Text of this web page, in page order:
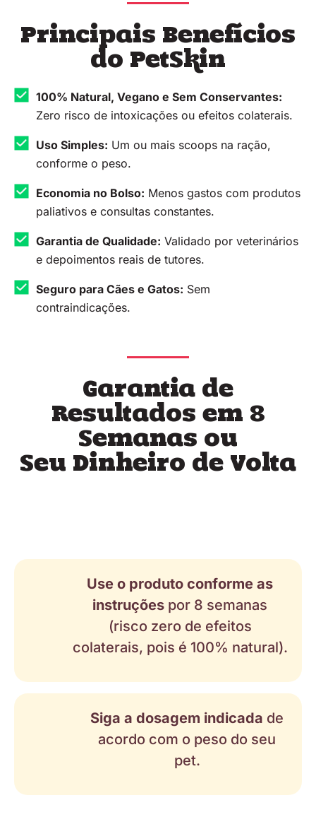
Principais Benefícios
do PetSkin
100% Natural, Vegano e Sem Conservantes:
Zero risco de intoxicações ou efeitos colaterais.
Uso Simples: Um ou mais scoops na ração,
conforme o peso.
Economia no Bolso: Menos gastos com produtos
paliativos e consultas constantes.
Garantia de Qualidade: Validado por veterinários
e depoimentos reais de tutores.
Seguro para Cães e Gatos: Sem
contraindicações.
Garantia de
Resultados em 8
Semanas ou
Seu Dinheiro de Volta
Use o produto conforme as
instruções por 8 semanas
(risco zero de efeitos
colaterais, pois é 100% natural).
Siga a dosagem indicada de
acordo com o peso do seu
pet.